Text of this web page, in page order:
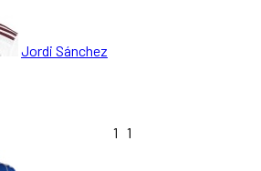
Jordi Sánchez
1 1